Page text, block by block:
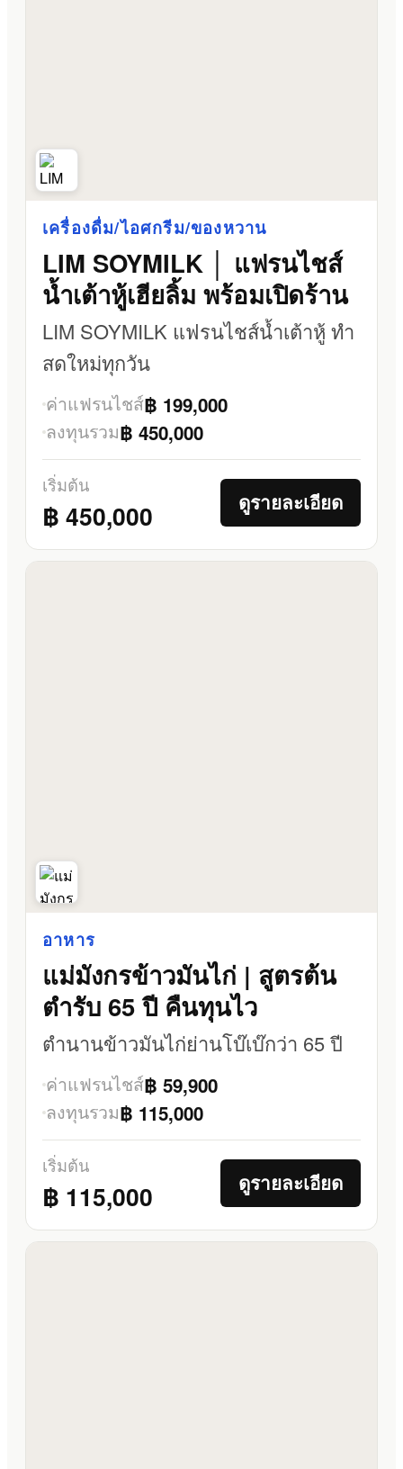
เครื่องดื่ม/ไอศกรีม/ของหวาน
LIM SOYMILK │ แฟรนไชส์
น้ำเต้าหู้เฮียลิ้ม พร้อมเปิดร้าน
LIM SOYMILK แฟรนไชส์น้ำเต้าหู้ ทำ
สดใหม่ทุกวัน
ค่าแฟรนไชส์฿ 199,000
ลงทุนรวม฿ 450,000
เริ่มต้น
฿ 450,000 ดูรายละเอียด
อาหาร
แม่มังกรข้าวมันไก่ | สูตรต้น
ตำรับ 65 ปี คืนทุนไว
ตำนานข้าวมันไก่ย่านโบ๊เบ๊กว่า 65 ปี
ค่าแฟรนไชส์฿ 59,900
ลงทุนรวม฿ 115,000
เริ่มต้น
฿ 115,000 ดูรายละเอียด